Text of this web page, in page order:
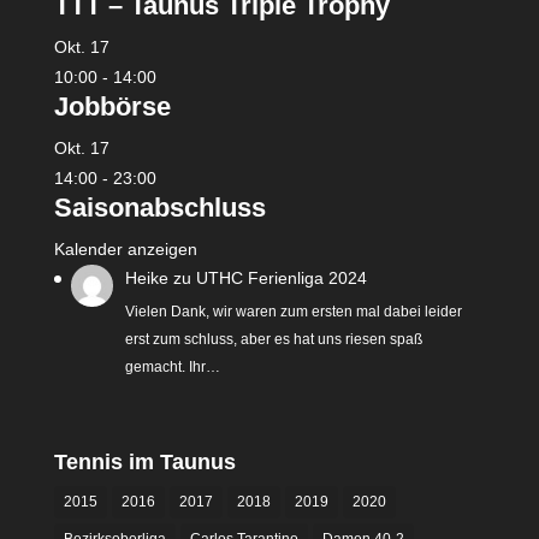
Okt. 17
10:00- 14:00
Jobbörse
Okt. 17
14:00- 23:00
Saisonabschluss
Kalender anzeigen
Heike zu UTHC Ferienliga 2024
Vielen Dank, wir waren zum ersten mal dabei leider
erst zum schluss, aber es hat uns riesen spaß
gemacht. Ihr…
Tennis im Taunus
2015 2016 2017 2018 2019 2020